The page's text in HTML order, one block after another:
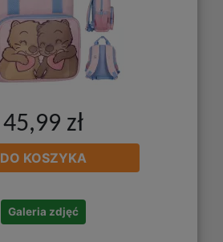
45,99 zł
DO KOSZYKA
Galeria zdjęć